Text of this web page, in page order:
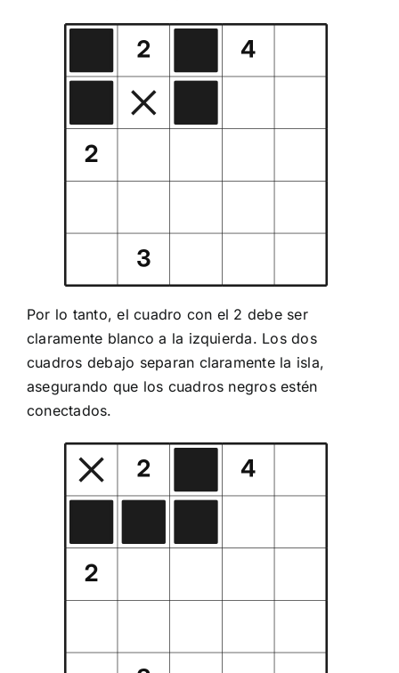
Por lo tanto, el cuadro con el 2 debe ser
claramente blanco a la izquierda. Los dos
cuadros debajo separan claramente la isla,
asegurando que los cuadros negros estén
conectados.